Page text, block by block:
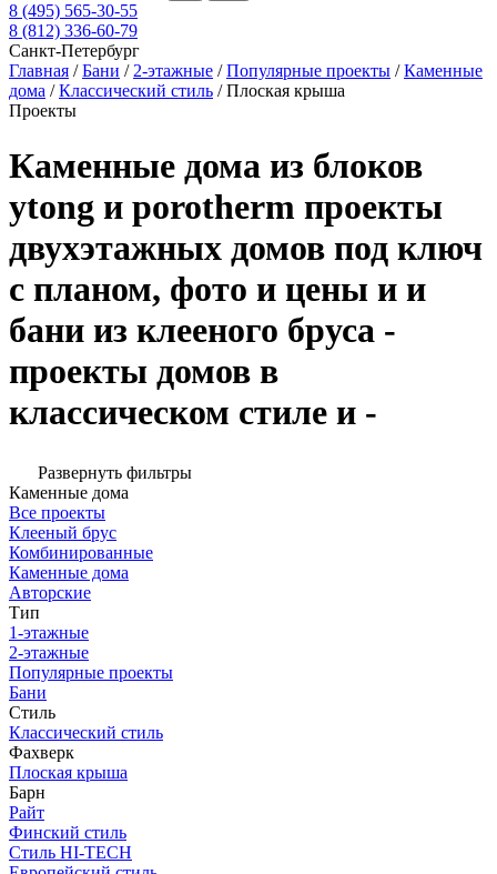
8 (495) 565-30-55
8 (812) 336-60-79
Санкт-Петербург
Главная /Бани / 2-этажные /Популярные проекты /Каменные
дома /Классический стиль /Плоская крыша
Проекты
Каменные дома из блоков
ytong и porotherm проекты
двухэтажных домов под ключ
с планом, фото и цены и и
бани из клееного бруса -
проекты домов в
классическом стиле и -
Развернуть фильтры
Каменные дома
Все проекты
Клееный брус
Комбинированные
Каменные дома
Авторские
Тип
1-этажные
2-этажные
Популярные проекты
Бани
Стиль
Классический стиль
Фахверк
Плоская крыша
Барн
Райт
Финский стиль
Стиль HI-TECH